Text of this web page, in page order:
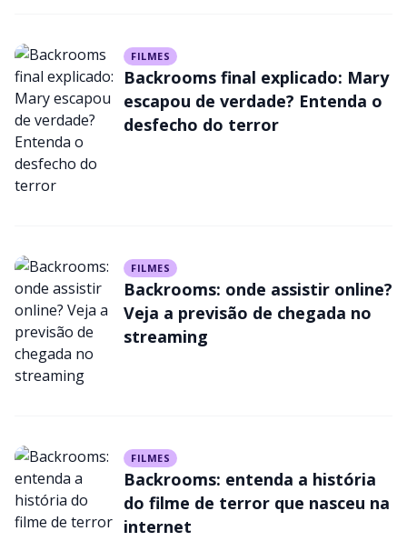
FILMES
Backrooms final explicado: Mary
escapou de verdade? Entenda o
desfecho do terror
FILMES
Backrooms: onde assistir online?
Veja a previsão de chegada no
streaming
FILMES
Backrooms: entenda a história
do filme de terror que nasceu na
internet